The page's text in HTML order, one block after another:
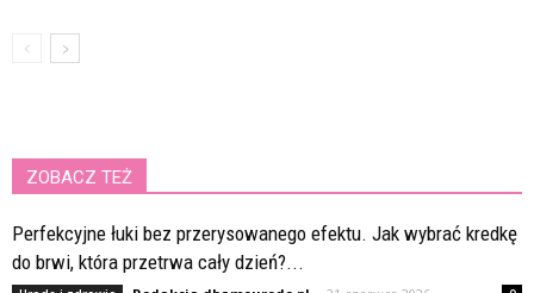
ZOBACZ TEŻ
Perfekcyjne łuki bez przerysowanego efektu. Jak wybrać kredkę
do brwi, która przetrwa cały dzień?...